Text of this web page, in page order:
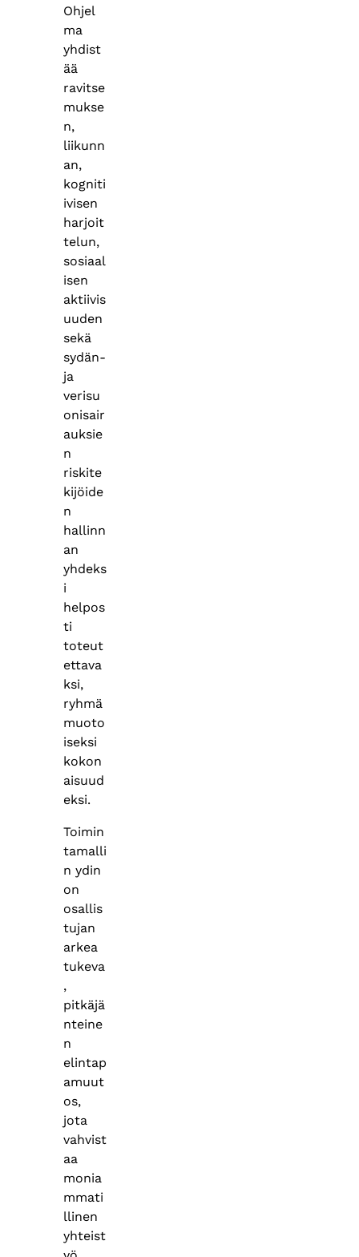
Ohjel
ma
yhdist
ää
ravitse
mukse
n,
liikunn
an,
kogniti
ivisen
harjoit
telun,
sosiaal
isen
aktiivis
uuden
sekä
sydän‑
ja
verisu
onisair
auksie
n
riskite
kijöide
n
hallinn
an
yhdeks
i
helpos
ti
toteut
ettava
ksi,
ryhmä
muoto
iseksi
kokon
aisuud
eksi.
Toimin
tamalli
n ydin
on
osallis
tujan
arkea
tukeva
,
pitkäjä
nteine
n
elintap
amuut
os,
jota
vahvist
aa
monia
mmati
llinen
yhteist